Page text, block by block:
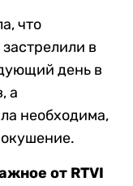
что
в
день в
а
необходима,
от RTVI